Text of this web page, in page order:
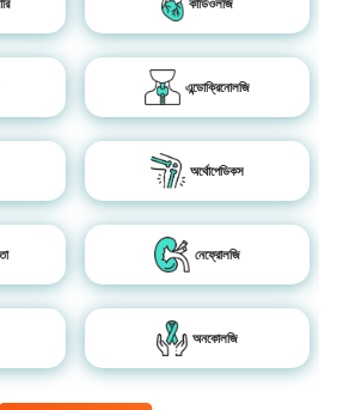
এন্ডোক্রিনোলজি
অর্থোপেডিকস
নেফ্রোলজি
অনকোলজি